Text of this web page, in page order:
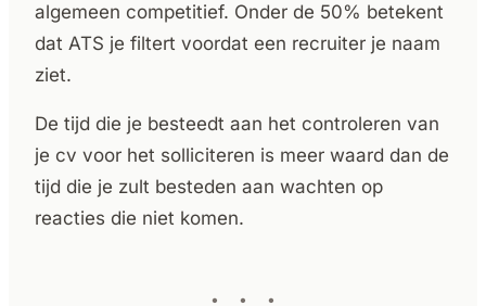
algemeen competitief. Onder de 50% betekent
dat ATS je filtert voordat een recruiter je naam
ziet.
De tijd die je besteedt aan het controleren van
je cv voor het solliciteren is meer waard dan de
tijd die je zult besteden aan wachten op
reacties die niet komen.